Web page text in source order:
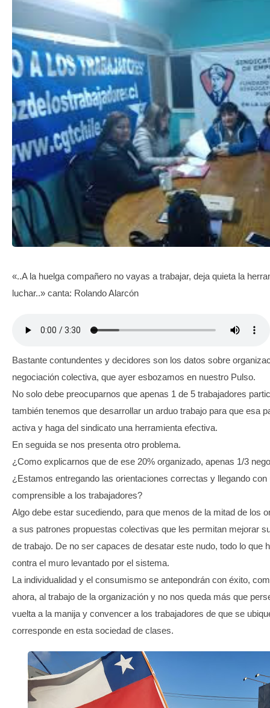
VIDEOS
GALERIA DE FOTOS
APP MÓVIL
TRANSPARENCIA
«..A la huelga compañero no vayas a trabajar, deja quieta la
luchar..» canta: Rolando Alarcón
Bastante contundentes y decidores son los datos sobre
negociación colectiva, que ayer esbozamos en nuestro Pulso.
No solo debe preocuparnos que apenas 1 de 5 trabajadores
también tenemos que desarrollar un arduo trabajo para que esa
activa y haga del sindicato una herramienta efectiva.
En seguida se nos presenta otro problema.
¿Como explicarnos que de ese 20% organizado, apenas 1/3
¿Estamos entregando las orientaciones correctas y llegando
comprensible a los trabajadores?
Algo debe estar sucediendo, para que menos de la mitad de los
a sus patrones propuestas colectivas que les permitan mejorar
de trabajo. De no ser capaces de desatar este nudo, todo lo que
contra el muro levantado por el sistema.
La individualidad y el consumismo se antepondrán con éxito,
ahora, al trabajo de la organización y no nos queda más que
vuelta a la manija y convencer a los trabajadores de que se
corresponde en esta sociedad de clases.